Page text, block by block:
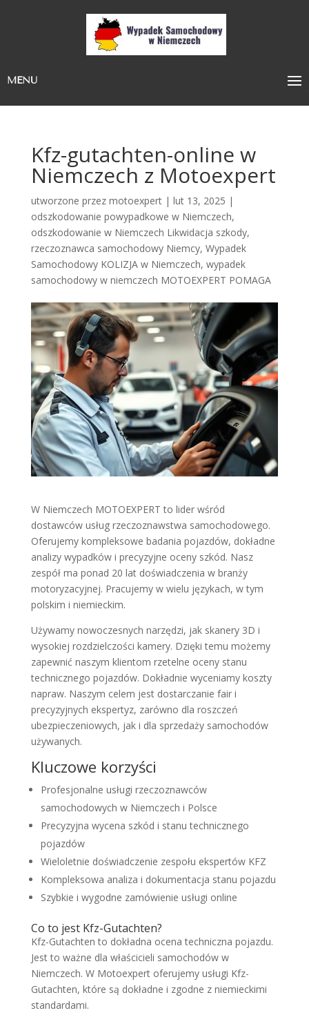
MENU
Kfz-gutachten-online w
Niemczech z Motoexpert
utworzone przez motoexpert| lut 13, 2025 |
odszkodowanie powypadkowe w Niemczech,
odszkodowanie w Niemczech Likwidacja szkody,
rzeczoznawca samochodowy Niemcy, Wypadek
Samochodowy KOLIZJA w Niemczech, wypadek
samochodowy w niemczech MOTOEXPERT POMAGA
W Niemczech MOTOEXPERT to lider wśród
dostawców usług rzeczoznawstwa samochodowego.
Oferujemy kompleksowe badania pojazdów, dokładne
analizy wypadków i precyzyjne oceny szkód. Nasz
zespół ma ponad 20 lat doświadczenia w branży
motoryzacyjnej. Pracujemy w wielu językach, w tym
polskim i niemieckim.
Używamy nowoczesnych narzędzi, jak skanery 3D i
wysokiej rozdzielczości kamery. Dzięki temu możemy
zapewnić naszym klientom rzetelne oceny stanu
technicznego pojazdów. Dokładnie wyceniamy koszty
napraw. Naszym celem jest dostarczanie fair i
precyzyjnych ekspertyz, zarówno dla roszczeń
ubezpieczeniowych, jak i dla sprzedaży samochodów
używanych.
Kluczowe korzyści
Profesjonalne usługi rzeczoznawców
samochodowych w Niemczech i Polsce
Precyzyjna wycena szkód i stanu technicznego
pojazdów
Wieloletnie doświadczenie zespołu ekspertów KFZ
Kompleksowa analiza i dokumentacja stanu pojazdu
Szybkie i wygodne zamówienie usługi online
Co to jest Kfz-Gutachten?
Kfz-Gutachten to dokładna ocena techniczna pojazdu.
Jest to ważne dla właścicieli samochodów w
Niemczech. W Motoexpert oferujemy usługi Kfz-
Gutachten, które są dokładne i zgodne z niemieckimi
standardami.